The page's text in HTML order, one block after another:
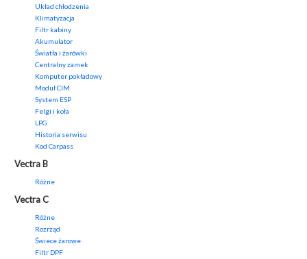
Układ chłodzenia
Klimatyzacja
Filtr kabiny
Akumulator
Światła i żarówki
Centralny zamek
Komputer pokładowy
Moduł CIM
System ESP
Felgi i koła
LPG
Historia serwisu
Kod Carpass
Vectra B
Różne
Vectra C
Różne
Rozrząd
Świece żarowe
Filtr DPF